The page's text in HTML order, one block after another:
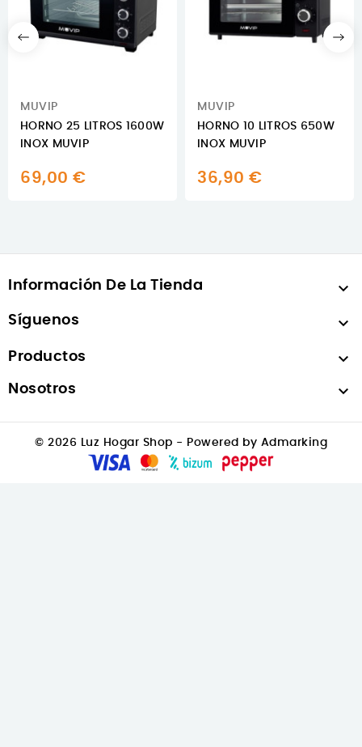
MUVIP
HORNO 25 LITROS 1600W
INOX MUVIP
69,00 €
MUVIP
HORNO 10 LITROS 650W
INOX MUVIP
36,90 €
Información De La Tienda 
Síguenos 
Productos 
Nosotros 
© 2026 Luz Hogar Shop - Powered by Admarking